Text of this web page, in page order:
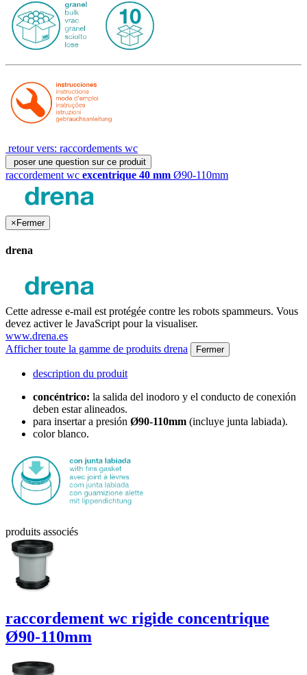
retour vers: raccordements wc
poser une question sur ce produit
raccordement wc excentrique 40 mm Ø90-110mm
× Fermer
drena
Cette adresse e-mail est protégée contre les robots spammeurs. Vous
devez activer le JavaScript pour la visualiser.
www.drena.es
Afficher toute la gamme de produits drena
Fermer
description du produit
concéntrico: la salida del inodoro y el conducto de conexión
deben estar alineados.
para insertar a presión Ø90-110mm (incluye junta labiada).
color blanco.
produits associés
raccordement wc rigide concentrique
Ø90-110mm